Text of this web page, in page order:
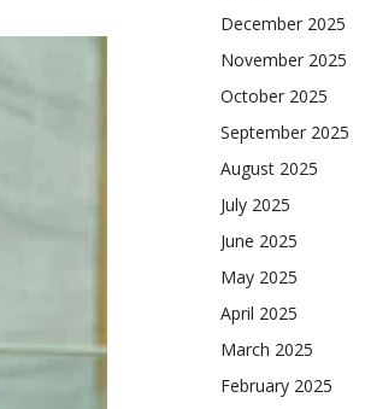
December 2025
November 2025
October 2025
September 2025
August 2025
July 2025
June 2025
May 2025
April 2025
March 2025
February 2025